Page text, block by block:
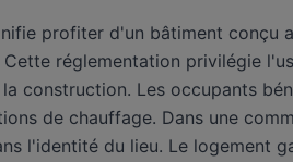
profiter d'un bâtiment
Cette réglementation privilégie
construction. Les occupants
de chauffage. Dans une
l'identité du lieu. Le logement